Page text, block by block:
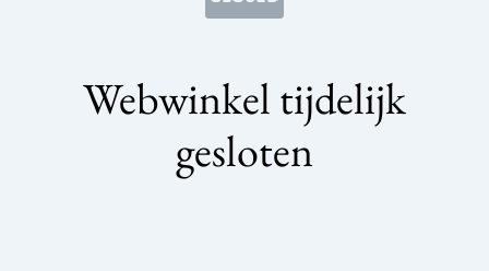
Webwinkel tijdelijk
gesloten